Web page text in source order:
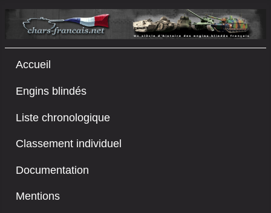
Accueil
Engins blindés
Liste chronologique
Classement individuel
Documentation
Mentions